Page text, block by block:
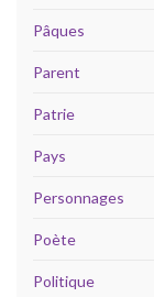
Pâques
Parent
Patrie
Pays
Personnages
Poète
Politique